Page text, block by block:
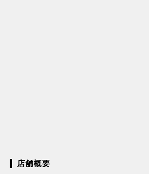
店舗概要